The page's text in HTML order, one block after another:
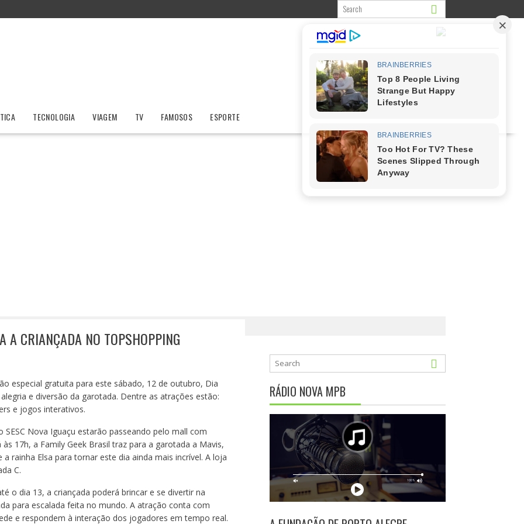
TECNOLOGIA VIAGEM TV FAMOSOS ESPORTE
A CRIANÇADA NO TOPSHOPPING
especial gratuita para este sábado, 12 de outubro, Dia
e diversão da garotada. Dentre as atrações estão:
e jogos interativos.
Nova Iguaçu estarão passeando pelo mall com
17h, a Family Geek Brasil traz para a garotada a Mavis,
rainha Elsa para tornar este dia ainda mais incrível. A loja
C.
o dia 13, a criançada poderá brincar e se divertir na
para escalada feita no mundo. A atração conta com
e respondem à interação dos jogadores em tempo real.
RÁDIO NOVA MPB